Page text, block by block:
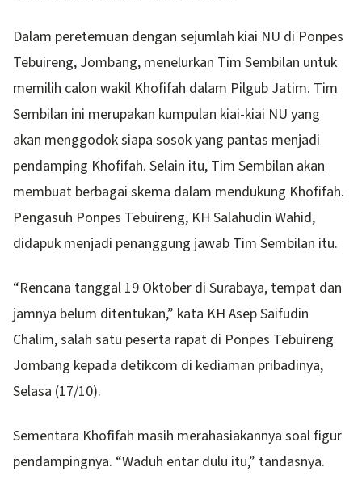
Dalam peretemuan dengan sejumlah kiai NU di Ponpes
Tebuireng, Jombang, menelurkan Tim Sembilan untuk
memilih calon wakil Khofifah dalam Pilgub Jatim. Tim
Sembilan ini merupakan kumpulan kiai-kiai NU yang
akan menggodok siapa sosok yang pantas menjadi
pendamping Khofifah. Selain itu, Tim Sembilan akan
membuat berbagai skema dalam mendukung Khofifah.
Pengasuh Ponpes Tebuireng, KH Salahudin Wahid,
didapuk menjadi penanggung jawab Tim Sembilan itu.
“Rencana tanggal 19 Oktober di Surabaya, tempat dan
jamnya belum ditentukan,” kata KH Asep Saifudin
Chalim, salah satu peserta rapat di Ponpes Tebuireng
Jombang kepada detikcom di kediaman pribadinya,
Selasa (17/10).
Sementara Khofifah masih merahasiakannya soal figur
pendampingnya. “Waduh entar dulu itu,” tandasnya.